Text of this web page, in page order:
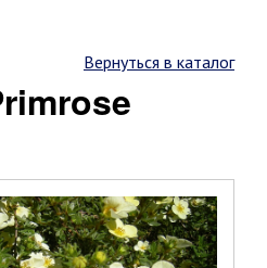
Вернуться в каталог